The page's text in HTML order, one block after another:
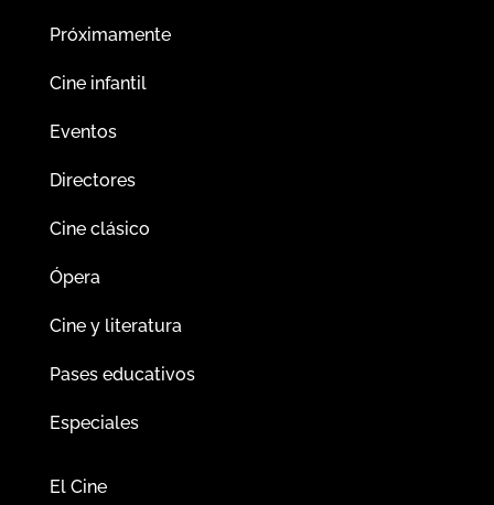
Próximamente
Cine infantil
Eventos
Directores
Cine clásico
Ópera
Cine y literatura
Pases educativos
Especiales
El Cine